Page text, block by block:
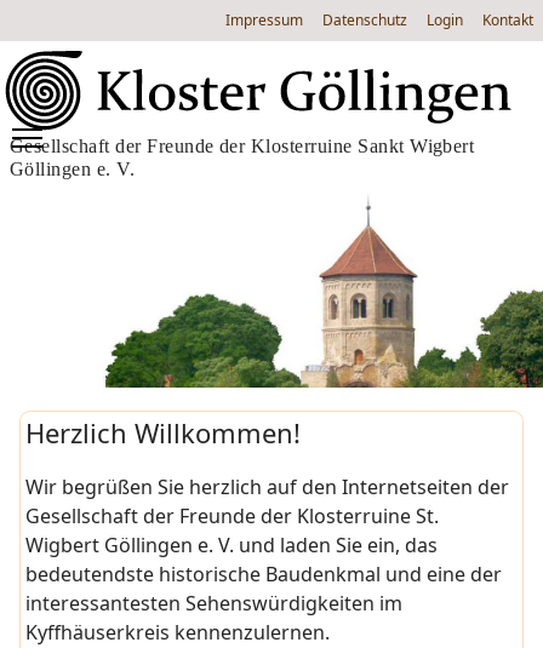
Kontakt
Login
Datenschutz
Impressum
Gesellschaft der Freunde der Klosterruine Sankt Wigbert
Göllingen e. V.
Herzlich Willkommen!
Wir begrüßen Sie herzlich auf den Internetseiten der
Gesellschaft der Freunde der Klosterruine St.
Wigbert Göllingen e. V. und laden Sie ein, das
bedeutendste historische Baudenkmal und eine der
interessantesten Sehenswürdigkeiten im
Kyffhäuserkreis kennenzulernen.